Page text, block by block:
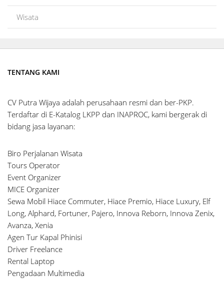
Wisata
TENTANG KAMI
CV Putra Wijaya adalah perusahaan resmi dan ber-PKP.
Terdaftar di E-Katalog LKPP dan INAPROC, kami bergerak di
bidang jasa layanan:
Biro Perjalanan Wisata
Tours Operator
Event Organizer
MICE Organizer
Sewa Mobil Hiace Commuter, Hiace Premio, Hiace Luxury, Elf
Long, Alphard, Fortuner, Pajero, Innova Reborn, Innova Zenix,
Avanza, Xenia
Agen Tur Kapal Phinisi
Driver Freelance
Rental Laptop
Pengadaan Multimedia